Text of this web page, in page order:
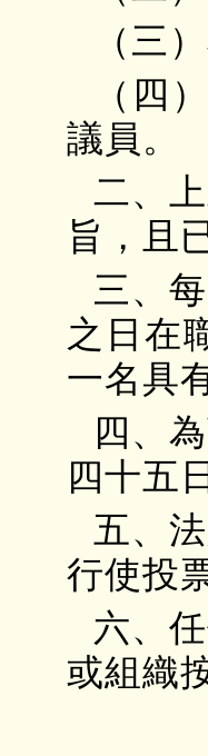
（三
（四
議員。
二、
旨，且
三、
之日在
一名具
四、
四十五
五、
行使投
六、
或組織